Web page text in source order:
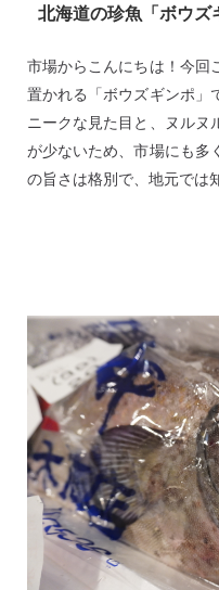
北海道の珍魚「ボウズ
市場からこんにちは！今回
置かれる「ボウズギンポ」
ニークな見た目と、ヌルヌ
が少ないため、市場にも多
の旨さは格別で、地元では